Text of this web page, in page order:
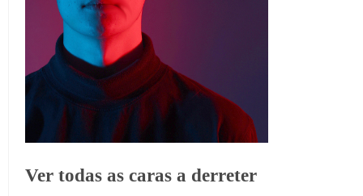
Ver todas as caras a derreter